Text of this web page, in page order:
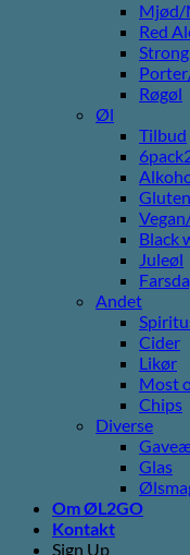
Mjød/
Red
Røgøl
Øl
Tilbud
Black
Juleøl
Andet
Cider
Likør
Most
Chips
Diverse
Glas
Om ØL2GO
Kontakt
Sign Up